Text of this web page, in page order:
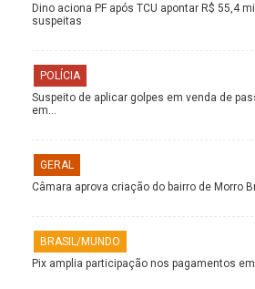
Dino aciona PF após TCU apontar R$ 55,4
suspeitas
POLÍCIA
Suspeito de aplicar golpes em venda de
em…
GERAL
Câmara aprova criação do bairro de Morro
BRASIL/MUNDO
Pix amplia participação nos pagamentos